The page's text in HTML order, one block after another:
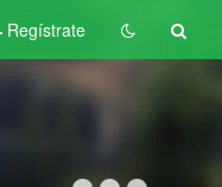
Regístrate